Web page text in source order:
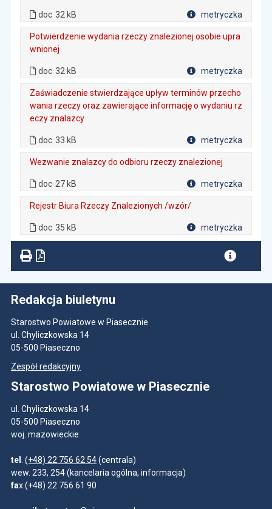
doc 32 kB metryczka
Potwierdzenie wydania rzeczy znalezionej osobie upra
wnionej
doc 32 kB metryczka
Zaświadczenie stwierdzające upływ terminów przecho
wania rzeczy oraz zawierające informację o wydaniu rz
eczy znalazcy
doc 33 kB metryczka
Wezwanie znalazcy do odbioru rzeczy znalezionej
doc 27 kB metryczka
Rejestr Biura Rzeczy Znalezionych /wzór/
doc 35 kB metryczka
Redakcja biuletynu
Starostwo Powiatowe w Piasecznie
ul. Chyliczkowska 14
05-500 Piaseczno
Zespół redakcyjny
Starostwo Powiatowe w Piasecznie
ul. Chyliczkowska 14
05-500 Piaseczno
woj. mazowieckie
tel (+48) 22 756 62 54(centrala)
wew. 233, 254 (kancelaria ogólna, informacja)
fax (+48) 22 756 61 90